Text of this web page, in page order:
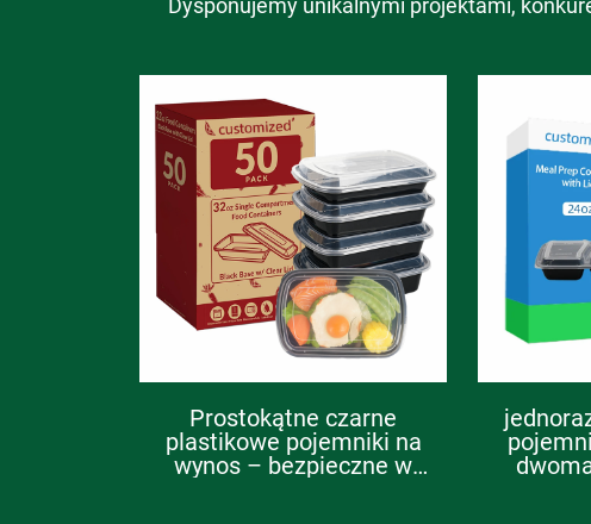
Dysponujemy unikalnymi projektami,
Prostokątne czarne
plastikowe pojemniki na
wynos – bezpieczne w